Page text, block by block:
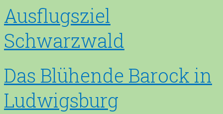
Ausflugsziel
Schwarzwald
Das Blühende Barock in
Ludwigsburg